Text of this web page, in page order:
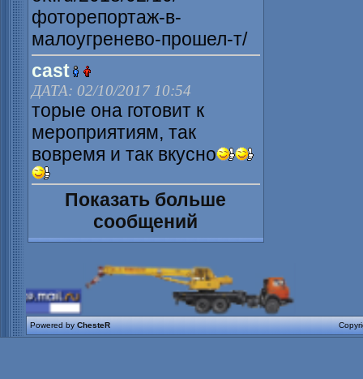
фоторепортаж-в-
малоугренево-прошел-т/
cast
ДАТА: 02/10/2017 10:54
торые она готовит к
мероприятиям, так
вовремя и так вкусно
Показать больше
сообщений
Powered byChesteR